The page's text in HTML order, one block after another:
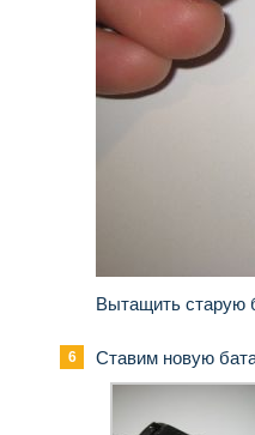
Вытащить старую
Ставим новую